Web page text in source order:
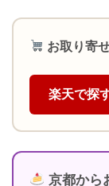
お取り寄
楽天で探
京都から